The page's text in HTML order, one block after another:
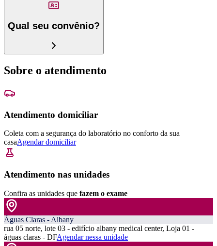
Qual seu convênio?
Sobre o atendimento
Atendimento domiciliar
Coleta com a segurança do laboratório no conforto da sua
casaAgendar domiciliar
Atendimento nas unidades
Confira as unidades que fazem o exame
Águas Claras - Albany
rua 05 norte, lote 03 - edifício albany medical center, Loja 01 -
águas claras - DFAgendar nessa unidade